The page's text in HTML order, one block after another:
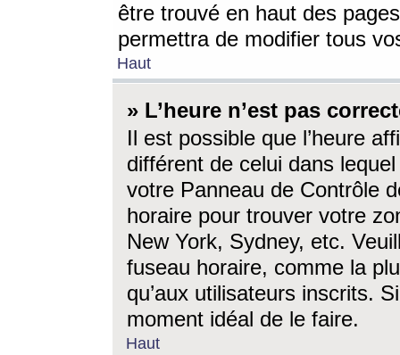
être trouvé en haut des
permettra de modifier tous
Haut
» L’heure n’est pas
Il est possible que l’heure
différent de celui dans
votre Panneau de Contrôle
horaire pour trouver votre
New York, Sydney, etc.
fuseau horaire, comme la
qu’aux utilisateurs inscrits.
moment idéal de le faire.
Haut